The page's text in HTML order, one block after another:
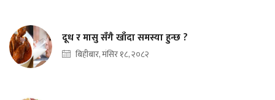
दूध र मासु सँगै खाँदा समस्या हुन्छ ?
बिहीबार, मंसिर १८, २०८२